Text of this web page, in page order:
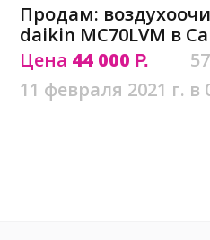
Продам:
daikin MC70LVM в
Цена 44 000 Р.
11 февраля 2021 г. в